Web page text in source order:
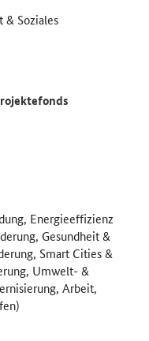
& Soziales
Energieeffizienz
Gesundheit &
Smart Cities &
Umwelt- &
Arbeit,